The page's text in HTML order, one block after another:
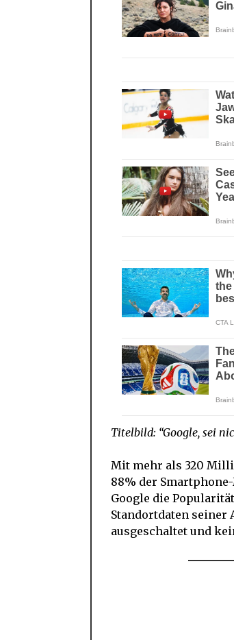
Titelbild: “Google, sei
Mit mehr als 320
88% der
Google die
Standortdaten seiner
ausgeschaltet und